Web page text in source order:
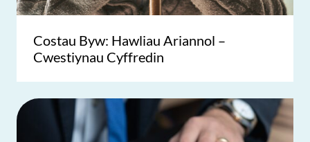
Costau Byw: Hawliau Ariannol –
Cwestiynau Cyffredin